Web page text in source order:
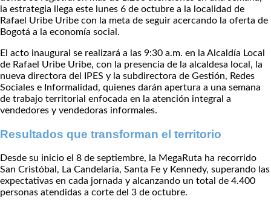
la estrategia llega este lunes 6 de octubre a la localidad de
Rafael Uribe Uribe con la meta de seguir acercando la oferta de
Bogotá a la economía social.
El acto inaugural se realizará a las 9:30 a.m. en la Alcaldía Local
de Rafael Uribe Uribe, con la presencia de la alcaldesa local, la
nueva directora del IPES y la subdirectora de Gestión, Redes
Sociales e Informalidad, quienes darán apertura a una semana
de trabajo territorial enfocada en la atención integral a
vendedores y vendedoras informales.
Resultados que transforman el territorio
Desde su inicio el 8 de septiembre, la MegaRuta ha recorrido
San Cristóbal, La Candelaria, Santa Fe y Kennedy, superando las
expectativas en cada jornada y alcanzando un total de 4.400
personas atendidas a corte del 3 de octubre.